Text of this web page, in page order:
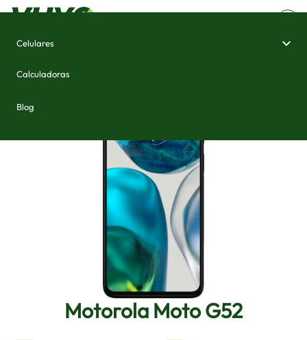
Celulares
Calculadoras
Blog
Motorola Moto G52